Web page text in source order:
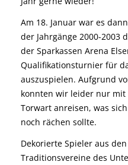
Am 18. Januar war es
der Jahrgänge 2000-2003
der Sparkassen Arena
Qualifikationsturnier für
auszuspielen. Aufgrund
konnten wir leider nur
Torwart anreisen, was
noch rächen sollte.
Dekorierte Spieler aus
Traditionsvereine des